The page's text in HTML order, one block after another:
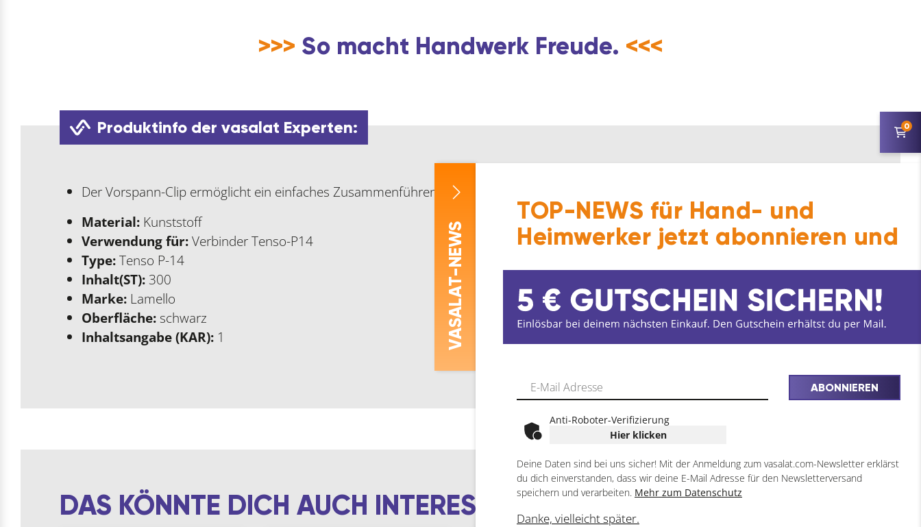
>>> So macht Handwerk Freude. <<<
Produktinfo der vasalat Experten:
Der Vorspann-Clip ermöglicht ein einfaches Zusammenführen der Werkstücke mit wenig Kraftaufwand.
Material: Kunststoff
Verwendung für:Verbinder Tenso-P14
Type:Tenso P-14
Inhalt(ST): 300
Marke: Lamello
Oberfläche: schwarz
Inhaltsangabe (KAR): 1
DAS KÖNNTE DICH AUCH INTERESSIEREN
0
V
ASALAT
-NEWS
TOP-NEWS für Hand- und
Heimwerker jetzt abonnieren und
ABONNIEREN
Anti-Roboter-Verifizierung
Hier klicken
Deine Daten sind bei uns sicher! Mit der Anmeldung zum vasalat.com-Newsletter erklärst
du dich einverstanden, dass wir deine E-Mail Adresse für den Newsletterversand
speichern und verarbeiten. Mehr zum Datenschutz
Danke, vielleicht später.